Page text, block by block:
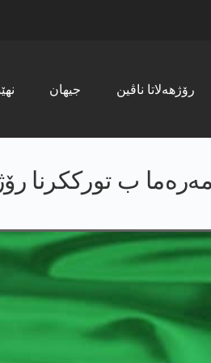
جیھان رۆژھەلاتا ناڤین
مەرەما ب تورککرنا